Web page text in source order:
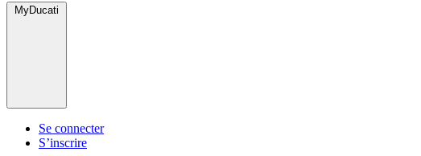
MyDucati
Se connecter
S’inscrire